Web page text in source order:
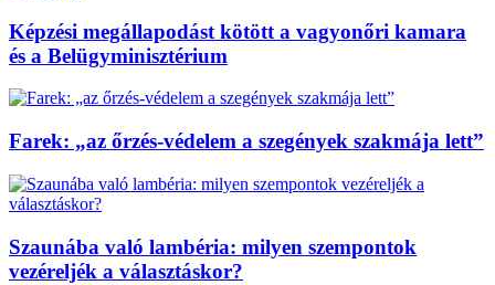
Képzési megállapodást kötött a vagyonőri kamara
és a Belügyminisztérium
Farek: „az őrzés-védelem a szegények szakmája lett”
Szaunába való lambéria: milyen szempontok
vezéreljék a választáskor?